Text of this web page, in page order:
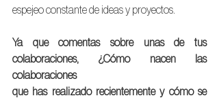
espejeo constante de ideas y proyectos.
Ya que comentas sobre unas de tus
colaboraciones, ¿Cómo nacen las
colaboraciones
que has realizado recientemente y cómo se